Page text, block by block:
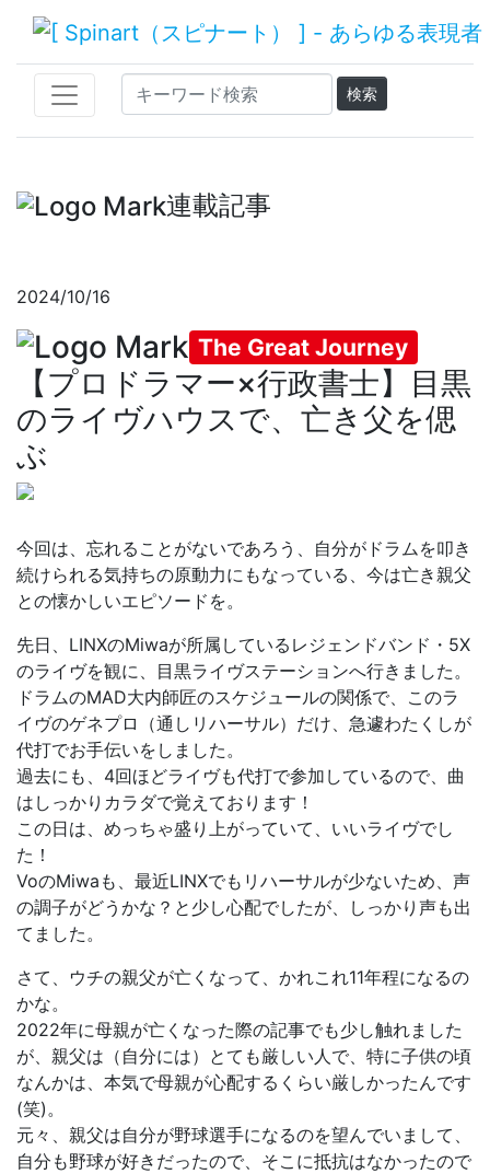
連載記事
2024/10/16
The Great Journey
【プロドラマー×行政書士】目黒
のライヴハウスで、亡き父を偲
ぶ
今回は、忘れることがないであろう、自分がドラムを叩き
続けられる気持ちの原動力にもなっている、今は亡き親父
との懐かしいエピソードを。
先日、LINXのMiwaが所属しているレジェンドバンド・5X
のライヴを観に、目黒ライヴステーションへ行きました。
ドラムのMAD大内師匠のスケジュールの関係で、このラ
イヴのゲネプロ（通しリハーサル）だけ、急遽わたくしが
代打でお手伝いをしました。
過去にも、4回ほどライヴも代打で参加しているので、曲
はしっかりカラダで覚えております！
この日は、めっちゃ盛り上がっていて、いいライヴでし
た！
VoのMiwaも、最近LINXでもリハーサルが少ないため、声
の調子がどうかな？と少し心配でしたが、しっかり声も出
てました。
さて、ウチの親父が亡くなって、かれこれ11年程になるの
かな。
2022年に母親が亡くなった際の記事でも少し触れました
が、親父は（自分には）とても厳しい人で、特に子供の頃
なんかは、本気で母親が心配するくらい厳しかったんです
(笑)。
元々、親父は自分が野球選手になるのを望んでいまして、
自分も野球が好きだったので、そこに抵抗はなかったので